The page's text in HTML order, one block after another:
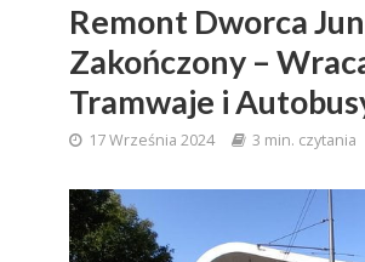
Remont Dworca
Zakończony –
Tramwaje i
17 Września 2024 3 min. czytania